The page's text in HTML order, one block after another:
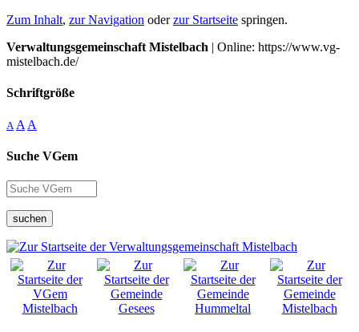
Zum Inhalt, zur Navigation oderzur Startseite springen.
Verwaltungsgemeinschaft Mistelbach | Online: https://www.vg-
mistelbach.de/
Schriftgröße
A A A
Suche VGem
suchen